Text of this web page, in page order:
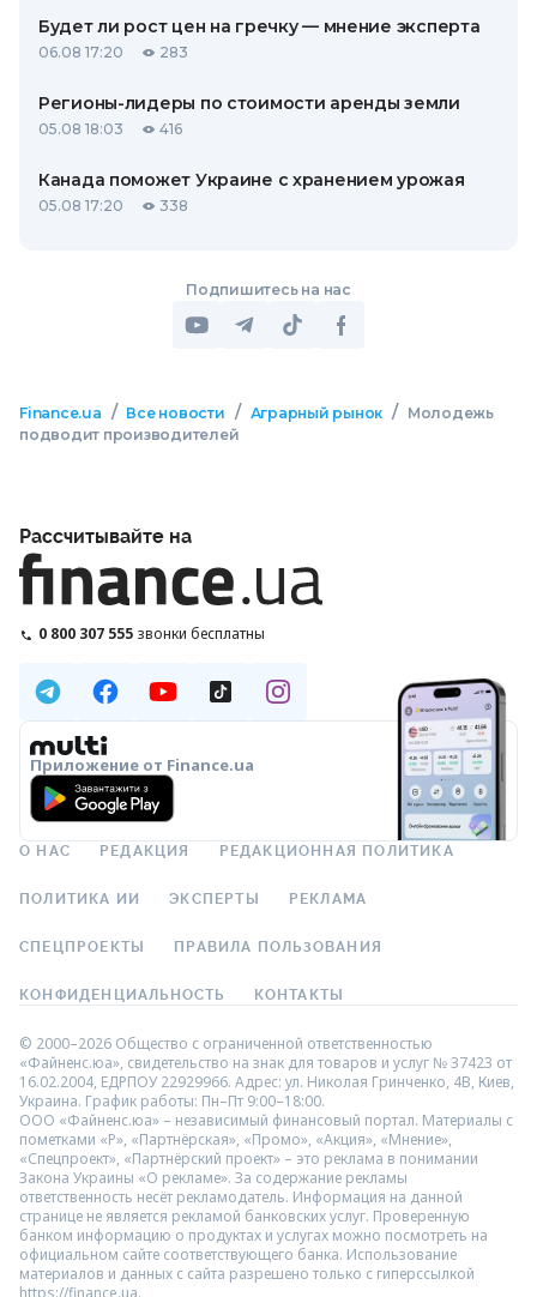
Будет ли рост цен на гречку — мнение эксперта
06.08 17:20 283
Регионы-лидеры по стоимости аренды земли
05.08 18:03 416
Канада поможет Украине с хранением урожая
05.08 17:20 338
Подпишитесь на нас
Finance.ua / Все новости / Аграрный рынок /
Молодежь
подводит производителей
Рассчитывайте на
0 800 307 555 звонки бесплатны
Приложение от Finance.ua
О НАС РЕДАКЦИЯ РЕДАКЦИОННАЯ ПОЛИТИКА
ПОЛИТИКА ИИ ЭКСПЕРТЫ РЕКЛАМА
СПЕЦПРОЕКТЫ ПРАВИЛА ПОЛЬЗОВАНИЯ
КОНФИДЕНЦИАЛЬНОСТЬ КОНТАКТЫ
© 2000–2026 Общество с ограниченной ответственностью
«Файненс.юа», свидетельство на знак для товаров и услуг № 37423 от
16.02.2004, ЕДРПОУ 22929966. Адрес: ул. Николая Гринченко, 4В, Киев,
Украина. График работы: Пн–Пт 9:00–18:00.
ООО «Файненс.юа» – независимый финансовый портал. Материалы с
пометками «Р», «Партнёрская», «Промо», «Акция», «Мнение»,
«Спецпроект», «Партнёрский проект» – это реклама в понимании
Закона Украины «О рекламе». За содержание рекламы
ответственность несёт рекламодатель. Информация на данной
странице не является рекламой банковских услуг. Проверенную
банком информацию о продуктах и услугах можно посмотреть на
официальном сайте соответствующего банка. Использование
материалов и данных с сайта разрешено только с гиперссылкой
https://finance.ua.